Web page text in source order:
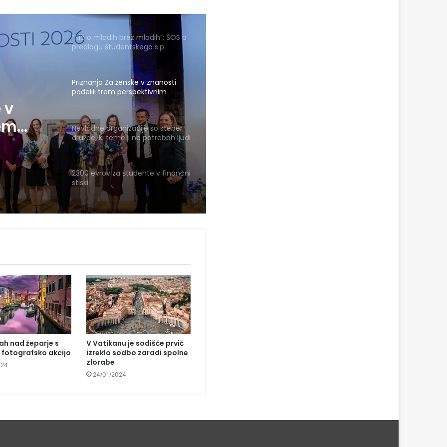
v
oskrbo vpliva na študente?
“Nič o mladih brez mladih”: ŠOS o
predlogu študentskega s.p.
Priznanja Za ženske v znanosti
podelili trem perspektivnim
Nevladne organizacije so steber
družbe, ki temelji na potrebah ljudi
2300 evrov za študente v finančni
stiski
pustni torek
Po srebru Slovenija še z zlato
skokih
Pridi študirat v Maribor: (vsaj) 5
tehtnih razlogov, zakaj
Kdaj, če ne zdaj? Škisova tržnica
se vrača 7. maja!
Študentom zavrnili vloge za
nad žeparje s
fotografsko akcijo
V Vatikanu je sodišče prvič
izreklo sodbo zaradi spolne
zlorabe
24/01/2024